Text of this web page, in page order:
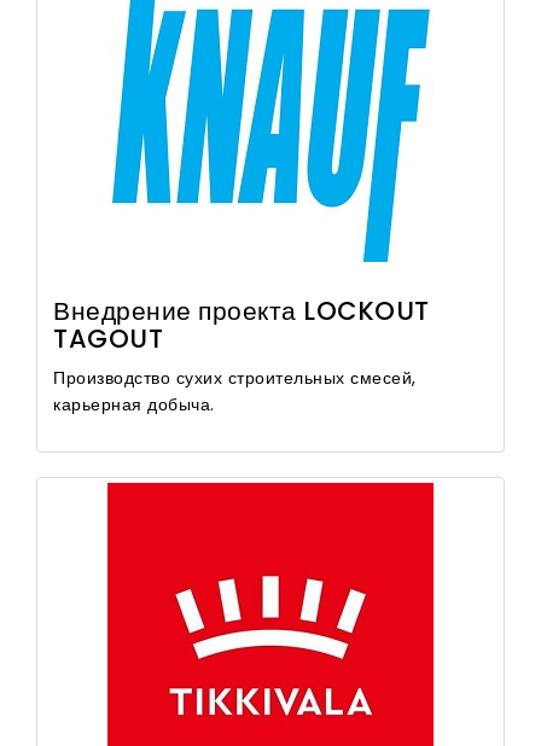
Внедрение проекта LOCKOUT
TAGOUT
Производство сухих строительных смесей,
карьерная добыча.